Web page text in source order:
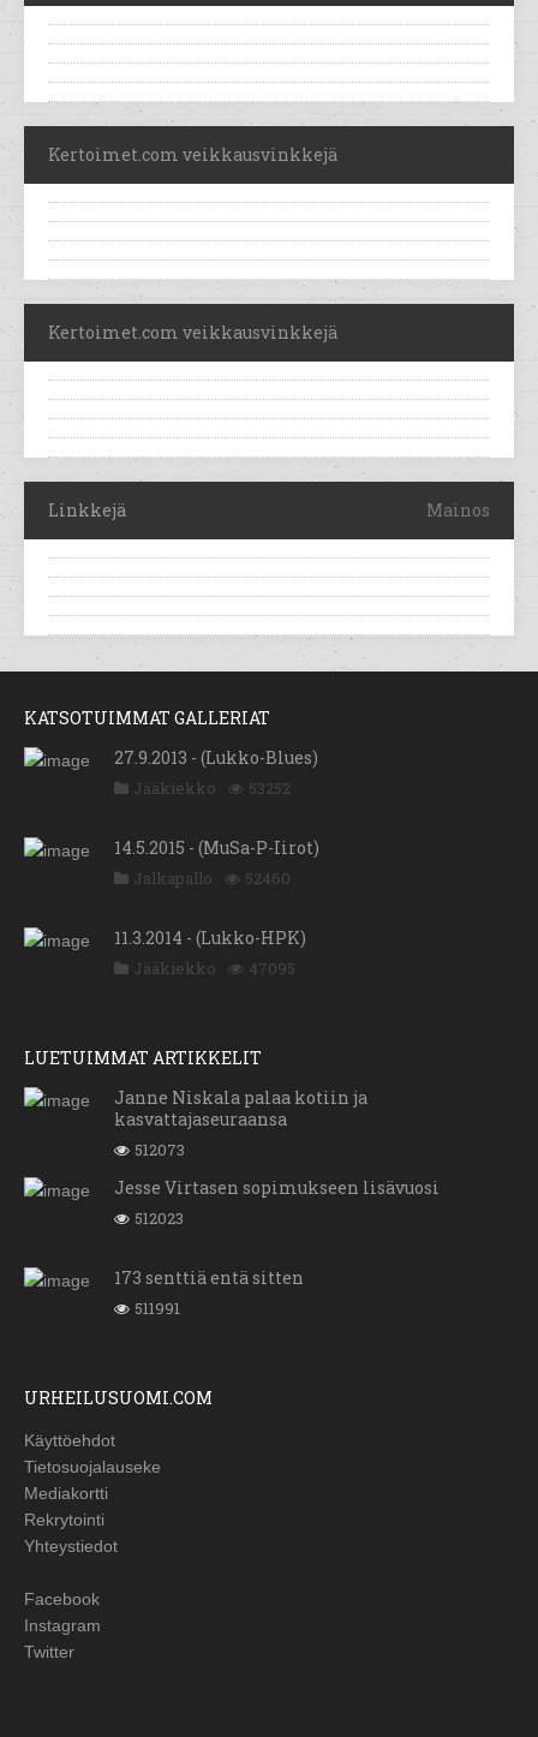
Kertoimet.com veikkausvinkkejä
Kertoimet.com veikkausvinkkejä
Linkkejä Mainos
KATSOTUIMMAT GALLERIAT
27.9.2013 - (Lukko-Blues)
Jääkiekko 53252
14.5.2015 - (MuSa-P-Iirot)
Jalkapallo 52460
11.3.2014 - (Lukko-HPK)
Jääkiekko 47095
LUETUIMMAT ARTIKKELIT
Janne Niskala palaa kotiin ja
kasvattajaseuraansa
512073
Jesse Virtasen sopimukseen lisävuosi
512023
173 senttiä entä sitten
511991
URHEILUSUOMI.COM
Käyttöehdot
Tietosuojalauseke
Mediakortti
Rekrytointi
Yhteystiedot
Facebook
Instagram
Twitter